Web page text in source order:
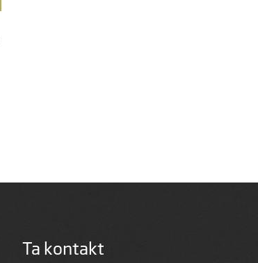
Ta kontakt